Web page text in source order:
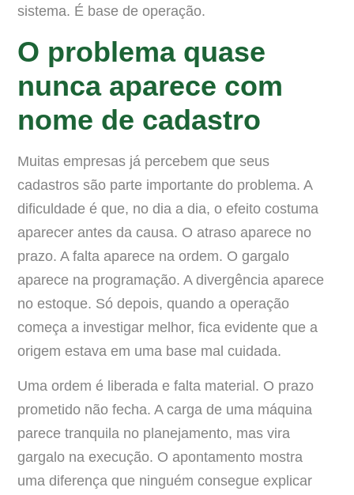
sistema. É base de operação.
O problema quase
nunca aparece com
nome de cadastro
Muitas empresas já percebem que seus
cadastros são parte importante do problema. A
dificuldade é que, no dia a dia, o efeito costuma
aparecer antes da causa. O atraso aparece no
prazo. A falta aparece na ordem. O gargalo
aparece na programação. A divergência aparece
no estoque. Só depois, quando a operação
começa a investigar melhor, fica evidente que a
origem estava em uma base mal cuidada.
Uma ordem é liberada e falta material. O prazo
prometido não fecha. A carga de uma máquina
parece tranquila no planejamento, mas vira
gargalo na execução. O apontamento mostra
uma diferença que ninguém consegue explicar